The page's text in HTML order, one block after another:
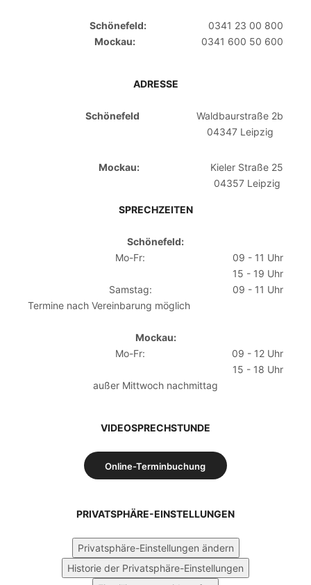
Schönefeld:
0341 23 00 800
Mockau:
0341 600 50 600
ADRESSE
Schönefeld
Waldbaurstraße 2b
04347 Leipzig
Mockau:
Kieler Straße 25
04357 Leipzig
SPRECHZEITEN
Schönefeld:
Mo-Fr:
09 - 11 Uhr
15 - 19 Uhr
Samstag:
09 - 11 Uhr
Termine nach Vereinbarung möglich
Mockau:
Mo-Fr:
09 - 12 Uhr
15 - 18 Uhr
außer Mittwoch nachmittag
VIDEOSPRECHSTUNDE
Online-Terminbuchung
PRIVATSPHÄRE-EINSTELLUNGEN
Privatsphäre-Einstellungen ändern
Historie der Privatsphäre-Einstellungen